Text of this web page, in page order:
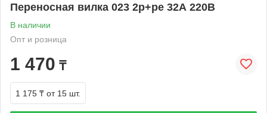
Переносная вилка 023 2р+ре 32А 220В
В наличии
Опт и розница
1 470 ₸
1 175 ₸ от 15 шт.